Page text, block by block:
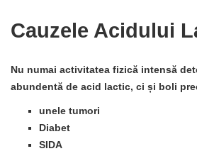
Cauzele Acidului
Nu numai activitatea fizică intensă
abundentă de acid lactic, ci și boli
unele tumori
Diabet
SIDA